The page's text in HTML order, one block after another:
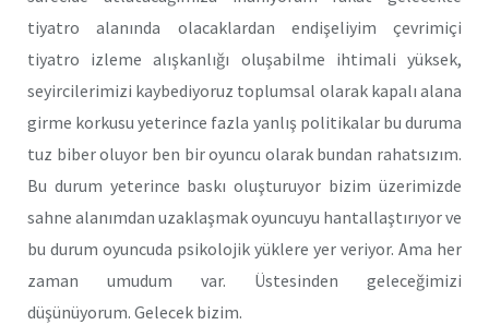
tiyatro alanında olacaklardan endişeliyim çevrimiçi
tiyatro izleme alışkanlığı oluşabilme ihtimali yüksek,
seyircilerimizi kaybediyoruz toplumsal olarak kapalı alana
girme korkusu yeterince fazla yanlış politikalar bu duruma
tuz biber oluyor ben bir oyuncu olarak bundan rahatsızım.
Bu durum yeterince baskı oluşturuyor bizim üzerimizde
sahne alanımdan uzaklaşmak oyuncuyu hantallaştırıyor ve
bu durum oyuncuda psikolojik yüklere yer veriyor. Ama her
zaman umudum var. Üstesinden geleceğimizi
düşünüyorum. Gelecek bizim.